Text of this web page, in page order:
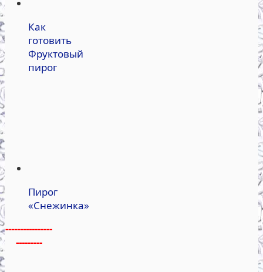
Как
готовить
Фруктовый
пирог
Пирог
«Снежинка»
----------------
---------